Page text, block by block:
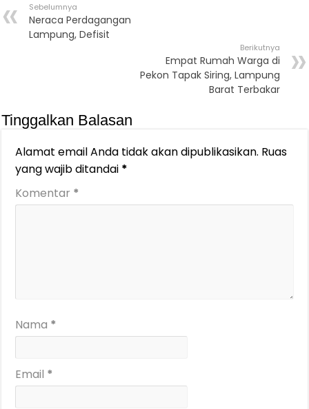
Sebelumnya
Neraca Perdagangan
Lampung, Defisit
Berikutnya
Empat Rumah Warga di
Pekon Tapak Siring, Lampung
Barat Terbakar
Tinggalkan Balasan
Alamat email Anda tidak akan dipublikasikan. Ruas
yang wajib ditandai *
Komentar *
Nama *
Email *